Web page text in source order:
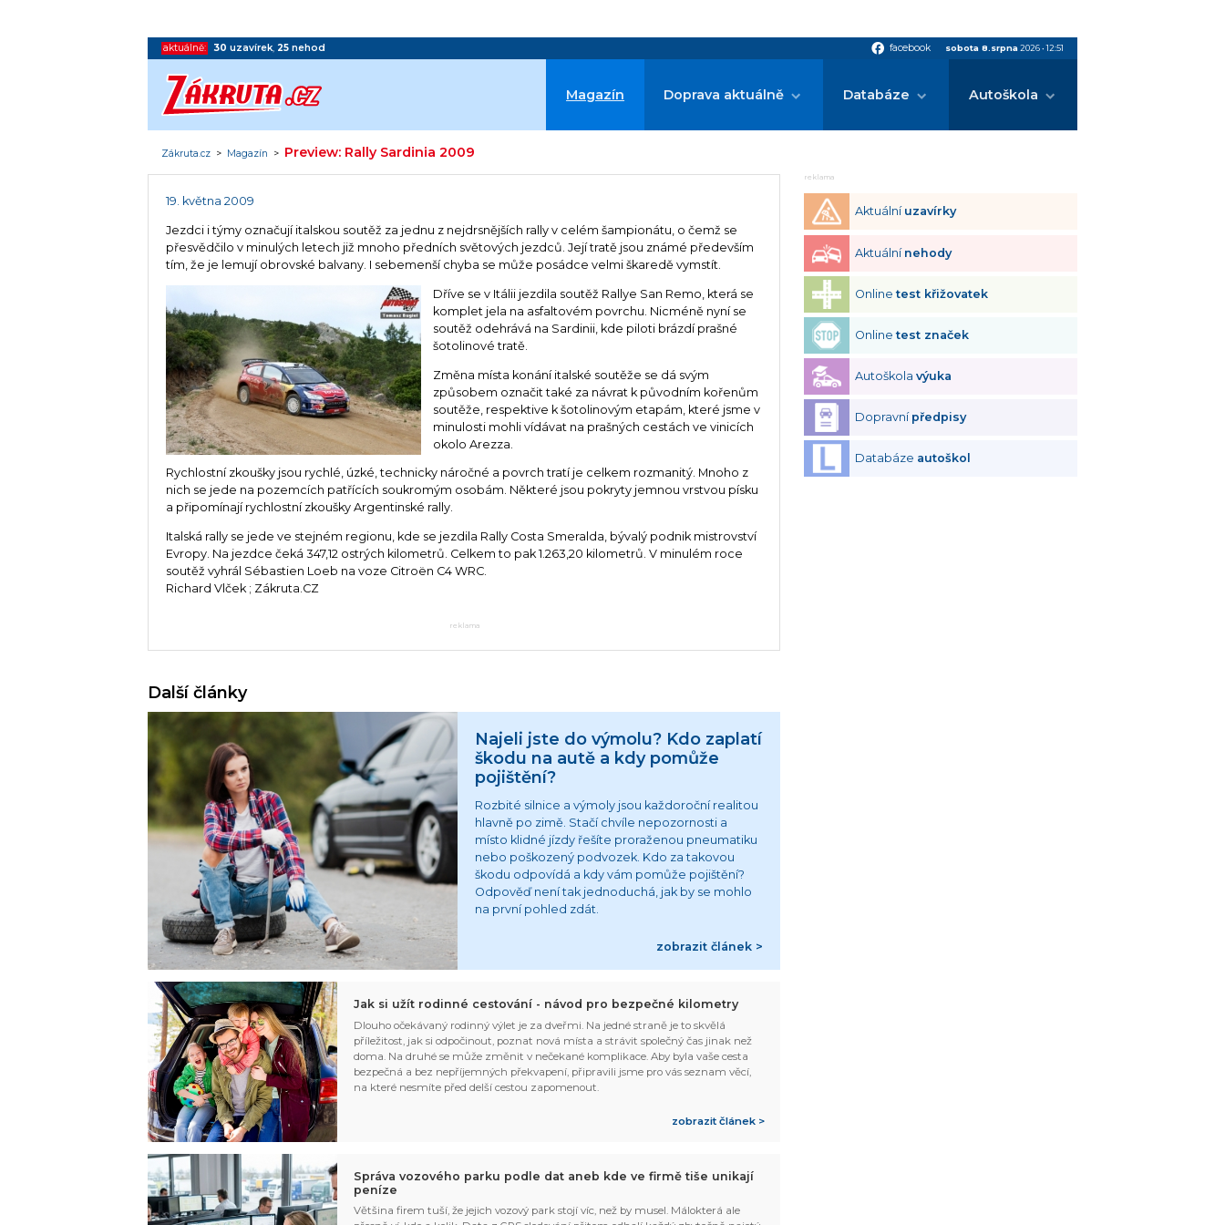
aktuálně: 30 uzavírek,25 nehod facebook facebook sobota 8.srpna 2026•12:51
Magazín Doprava aktuálně Databáze Autoškola
Zákruta.cz > Magazín > Preview: Rally Sardinia 2009
19. května 2009
Jezdci i týmy označují italskou soutěž za jednu z nejdrsnějších rally v celém šampionátu, o čemž se
přesvědčilo v minulých letech již mnoho předních světových jezdců. Její tratě jsou známé především
tím, že je lemují obrovské balvany. I sebemenší chyba se může posádce velmi škaredě vymstít.
Dříve se v Itálii jezdila soutěž Rallye San Remo, která se
komplet jela na asfaltovém povrchu. Nicméně nyní se
soutěž odehrává na Sardinii, kde piloti brázdí prašné
šotolinové tratě.
Změna místa konání italské soutěže se dá svým
způsobem označit také za návrat k původním kořenům
soutěže, respektive k šotolinovým etapám, které jsme v
minulosti mohli vídávat na prašných cestách ve vinicích
okolo Arezza.
Rychlostní zkoušky jsou rychlé, úzké, technicky náročné a povrch tratí je celkem rozmanitý. Mnoho z
nich se jede na pozemcích patřících soukromým osobám. Některé jsou pokryty jemnou vrstvou písku
a připomínají rychlostní zkoušky Argentinské rally.
Italská rally se jede ve stejném regionu, kde se jezdila Rally Costa Smeralda, bývalý podnik mistrovství
Evropy. Na jezdce čeká 347,12 ostrých kilometrů. Celkem to pak 1.263,20 kilometrů. V minulém roce
soutěž vyhrál Sébastien Loeb na voze Citroën C4 WRC.
Richard Vlček ; Zákruta.CZ
reklama
Další články
Najeli jste do výmolu? Kdo zaplatí
škodu na autě a kdy pomůže
pojištění?
Rozbité silnice a výmoly jsou každoroční realitou
hlavně po zimě. Stačí chvíle nepozornosti a
místo klidné jízdy řešíte proraženou pneumatiku
nebo poškozený podvozek. Kdo za takovou
škodu odpovídá a kdy vám pomůže pojištění?
Odpověď není tak jednoduchá, jak by se mohlo
na první pohled zdát.
zobrazit článek >
Jak si užít rodinné cestování - návod pro bezpečné kilometry
Dlouho očekávaný rodinný výlet je za dveřmi. Na jedné straně je to skvělá
příležitost, jak si odpočinout, poznat nová místa a strávit společný čas jinak než
doma. Na druhé se může změnit v nečekané komplikace. Aby byla vaše cesta
bezpečná a bez nepříjemných překvapení, připravili jsme pro vás seznam věcí,
na které nesmíte před delší cestou zapomenout.
zobrazit článek >
Správa vozového parku podle dat aneb kde ve firmě tiše unikají
peníze
Většina firem tuší, že jejich vozový park stojí víc, než by musel. Málokterá ale
reklama
Aktuální uzavírky
Aktuální nehody
Onlinetest křižovatek
Onlinetest značek
Autoškolavýuka
Dopravní předpisy
Databáze autoškol